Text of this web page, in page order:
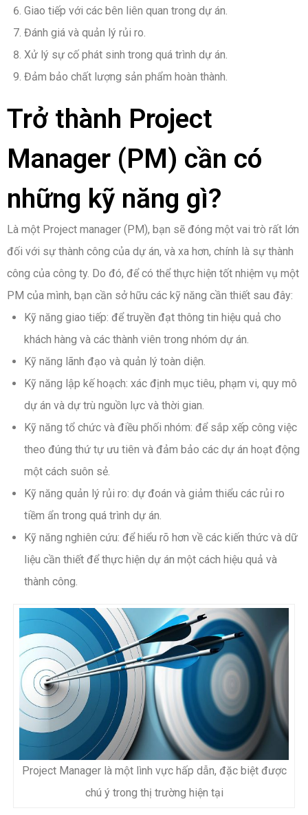
Giao tiếp với các bên liên quan trong dự án.
Đánh giá và quản lý rủi ro.
Xử lý sự cố phát sinh trong quá trình dự án.
Đảm bảo chất lượng sản phẩm hoàn thành.
Trở thành Project
Manager (PM) cần có
những kỹ năng gì?
Là một Project manager (PM), bạn sẽ đóng một vai trò rất lớn
đối với sự thành công của dự án, và xa hơn, chính là sự thành
công của công ty. Do đó, để có thể thực hiện tốt nhiệm vụ một
PM của mình, bạn cần sở hữu các kỹ năng cần thiết sau đây:
Kỹ năng giao tiếp: để truyền đạt thông tin hiệu quả cho
khách hàng và các thành viên trong nhóm dự án.
Kỹ năng lãnh đạo và quản lý toàn diện.
Kỹ năng lập kế hoạch: xác định mục tiêu, phạm vi, quy mô
dự án và dự trù nguồn lực và thời gian.
Kỹ năng tổ chức và điều phối nhóm: để sắp xếp công việc
theo đúng thứ tự ưu tiên và đảm bảo các dự án hoạt động
một cách suôn sẻ.
Kỹ năng quản lý rủi ro: dự đoán và giảm thiểu các rủi ro
tiềm ẩn trong quá trình dự án.
Kỹ năng nghiên cứu: để hiểu rõ hơn về các kiến thức và dữ
liệu cần thiết để thực hiện dự án một cách hiệu quả và
thành công.
Project Manager là một lình vực hấp dẫn, đặc biệt được
chú ý trong thị trường hiện tại